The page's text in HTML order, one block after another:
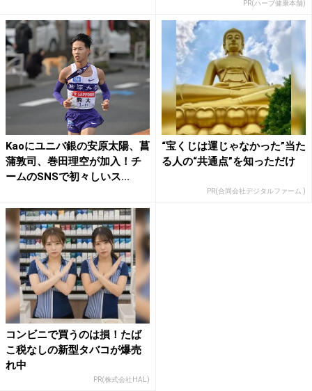
PR(ハーブ健康本舗)
Kaoにユニバ銀の安原太陽、菖
蒲敦司、巻田理空が加入！チ
ームのSNSで初々しいス...
“宝くじは運じゃなかった”当た
る人の“共通点”を知っただけ
PR(合同会社デジタルファーム )
コンビニで買うのは損！たば
こ税なしの新型タバコが爆売
れ中
PR(株式会社HAL)